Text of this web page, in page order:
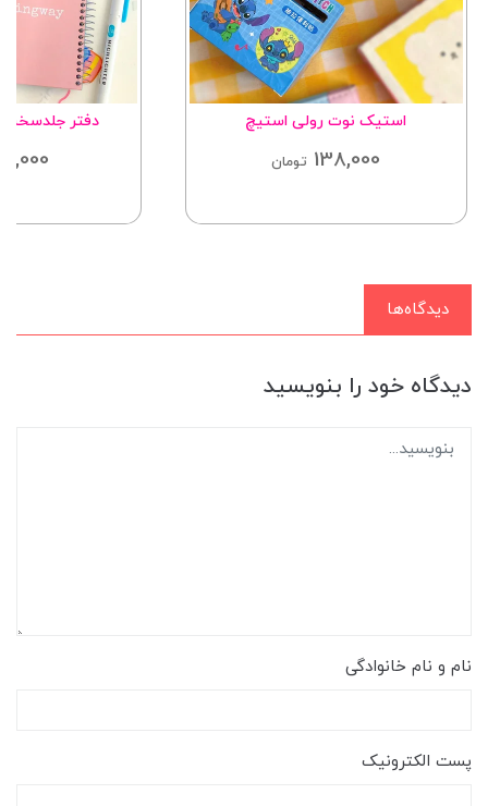
استیک نوت رولی استیچ
138,000 تومان
دفتر جلدسخت۱۰۰برگ کلاسیک
دیدگاه‌ها
دیدگاه خود را بنویسید
نام و نام خانوادگی
پست الکترونیک